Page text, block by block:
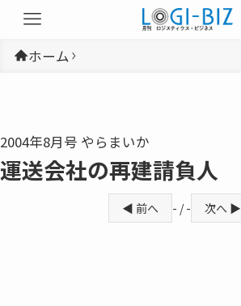
ホーム
2004年8月号 やらまいか
運送会社の再建請負人
◀ 前へ - / - 次へ ▶